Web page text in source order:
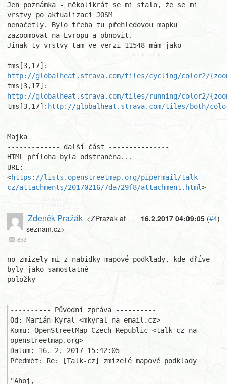
Jen poznámka - několikrát se mi stalo, že se mi
vrstvy po aktualizaci JOSM
nenačetly. Bylo třeba tu přehledovou mapku
zazoomovat na Evropu a obnovit.
Jinak ty vrstvy tam ve verzi 11548 mám jako
http://globalheat.strava.com/tiles/cycling/color2/
http://globalheat.strava.com/tiles/running/color2/
tms[3,17]: http://globalheat.strava.com/tiles/both/
Majka
------------- další část ---------------
HTML příloha byla odstraněna...
URL:
<https://lists.openstreetmap.org/pipermail/talk-
cz/attachments/20170216/7da729f8/attachment.html>
16.2.2017 04:09:05 (#4)
Zdeněk Pražák <ZPrazak at
seznam.cz>
853
no zmizely mi z nabidky mapové podklady, kde dříve
byly jako samostatné
položky
---------- Původní zpráva ----------
Od: Marián Kyral <mkyral na email.cz>
Komu: OpenStreetMap Czech Republic <talk-cz na
openstreetmap.org>
Datum: 16. 2. 2017 15:42:05
Předmět: Re: [Talk-cz] zmizelé mapové podklady
"Ahoj,